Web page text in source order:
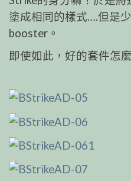
塗成相同的樣式….但是
booster。
即使如此，好的套件怎